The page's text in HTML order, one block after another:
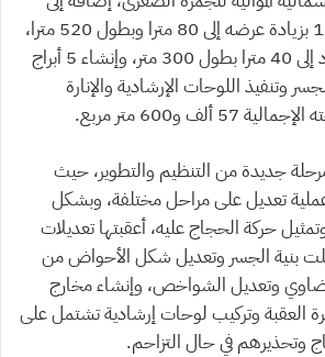
توسعة أخرى عام 1987 بزيادة عرضه إلى 80 مترا وبطول 520 مترا،
وتوسيع منحدر الصعود إلى 40 مترا بطول 300 متر، وإنشاء 5 أبراج
وتنفيذ اللوحات الإرشادية والإنارة
و600 متر مربع.
جديدة من التنظيم والتطوير، حيث
في عام 1995 عملية تعديل على مراحل مختلفة، وبشكل
حركة الحجاج عليه، أعقبتها تعديلات
عام 2005 شملت بنية الجسر وتعديل شكل الأحواض من
وتعديل الشواخص، وإنشاء مخارج
العقبة وتركيب لوحات إرشادية تشتمل على
وتحذيرهم في حال التزاحم.